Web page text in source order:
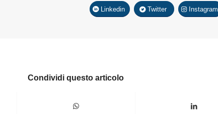
Linkedin Twitter Instagram
Condividi questo articolo